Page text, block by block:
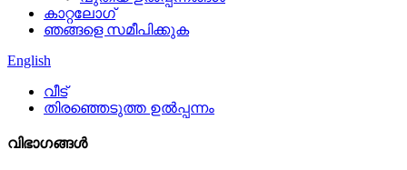
കാറ്റലോഗ്
ഞങ്ങളെ സമീപിക്കുക
English
വീട്
തിരഞ്ഞെടുത്ത ഉൽപ്പന്നം
വിഭാഗങ്ങൾ